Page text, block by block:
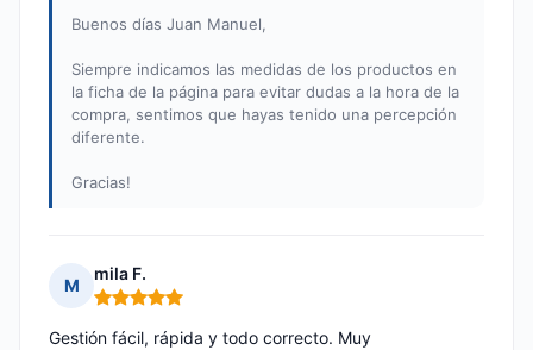
Buenos días Juan Manuel,
Siempre indicamos las medidas de los productos en
la ficha de la página para evitar dudas a la hora de la
compra, sentimos que hayas tenido una percepción
diferente.
Gracias!
M
mila F.
Nota: 5 de 5
Gestión fácil, rápida y todo correcto. Muy